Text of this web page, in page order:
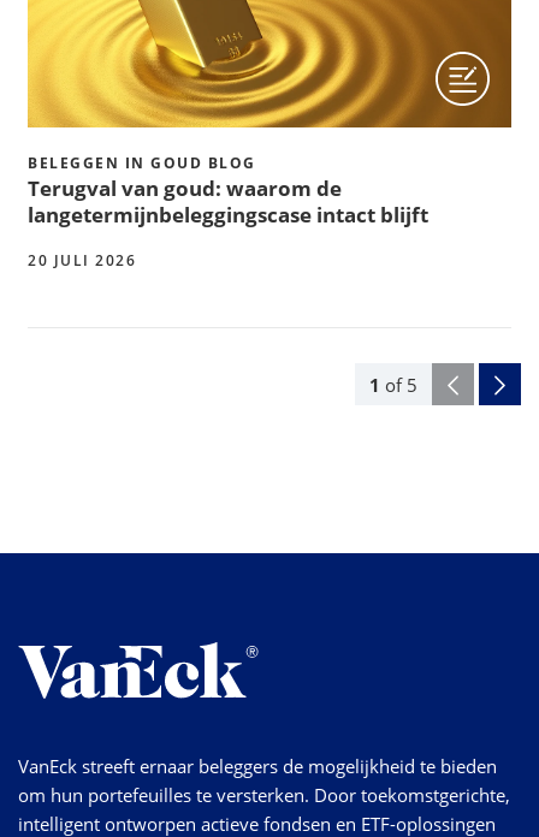
1 of 5
BELEGGEN IN GOUD BLOG
Terugval van goud: waarom de
langetermijnbeleggingscase intact blijft
20 JULI 2026
VanEck streeft ernaar beleggers de mogelijkheid te bieden
om hun portefeuilles te versterken. Door toekomstgerichte,
intelligent ontworpen actieve fondsen en ETF-oplossingen